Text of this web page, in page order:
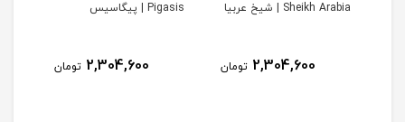
Sheikh Arabia | شیخ عربیا
2,304,600 تومان
Pigasis | پیگاسیس
2,304,600 تومان